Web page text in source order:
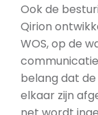
Ook de
Qirion
WOS, op de
belang dat
elkaar zijn